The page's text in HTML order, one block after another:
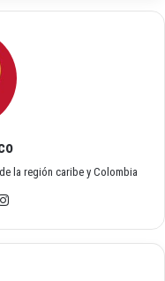
la región caribe y Colombia
am